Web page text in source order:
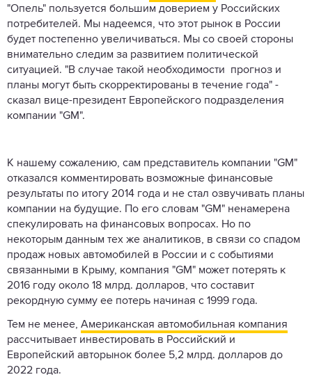
"Опель" пользуется большим доверием у Российских
потребителей. Мы надеемся, что этот рынок в России
будет постепенно увеличиваться. Мы со своей стороны
внимательно следим за развитием политической
ситуацией. "В случае такой необходимости прогноз и
планы могут быть скорректированы в течение года" -
сказал вице-президент Европейского подразделения
компании "GM".
К нашему сожалению, сам представитель компании "GM"
отказался комментировать возможные финансовые
результаты по итогу 2014 года и не стал озвучивать планы
компании на будущие. По его словам "GM" ненамерена
спекулировать на финансовых вопросах. Но по
некоторым данным тех же аналитиков, в связи со спадом
продаж новых автомобилей в России и с событиями
связанными в Крыму, компания "GM" может потерять к
2016 году около 18 млрд. долларов, что составит
рекордную сумму ее потерь начиная с 1999 года.
Тем не менее, Американская автомобильная компания
рассчитывает инвестировать в Российский и
Европейский авторынок более 5,2 млрд. долларов до
2022 года.